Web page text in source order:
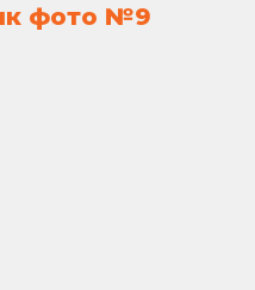
фото №9